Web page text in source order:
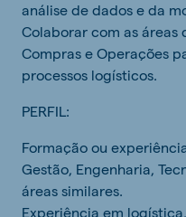
análise de dados e da
Colaborar com as áreas
Compras e Operações
processos logísticos.
PERFIL:
Formação ou
Gestão, Engenharia,
áreas similares.
Experiência em